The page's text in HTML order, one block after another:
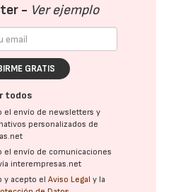
- Ver ejemplo
GRATIS
todos
el envío de newsletters y
personalizados de
el envío de comunicaciones
interempresas.net
y acepto elAviso Legal y la